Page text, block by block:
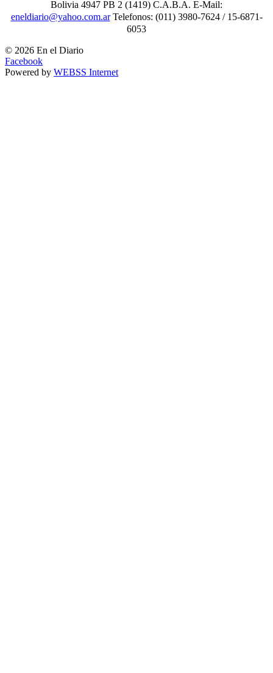
Bolivia 4947 PB 2 (1419) C.A.B.A. E-Mail:
eneldiario@yahoo.com.arTelefonos: (011) 3980-7624 / 15-6871-
6053
© 2026 En el Diario
Facebook
Powered by WEBSS Internet